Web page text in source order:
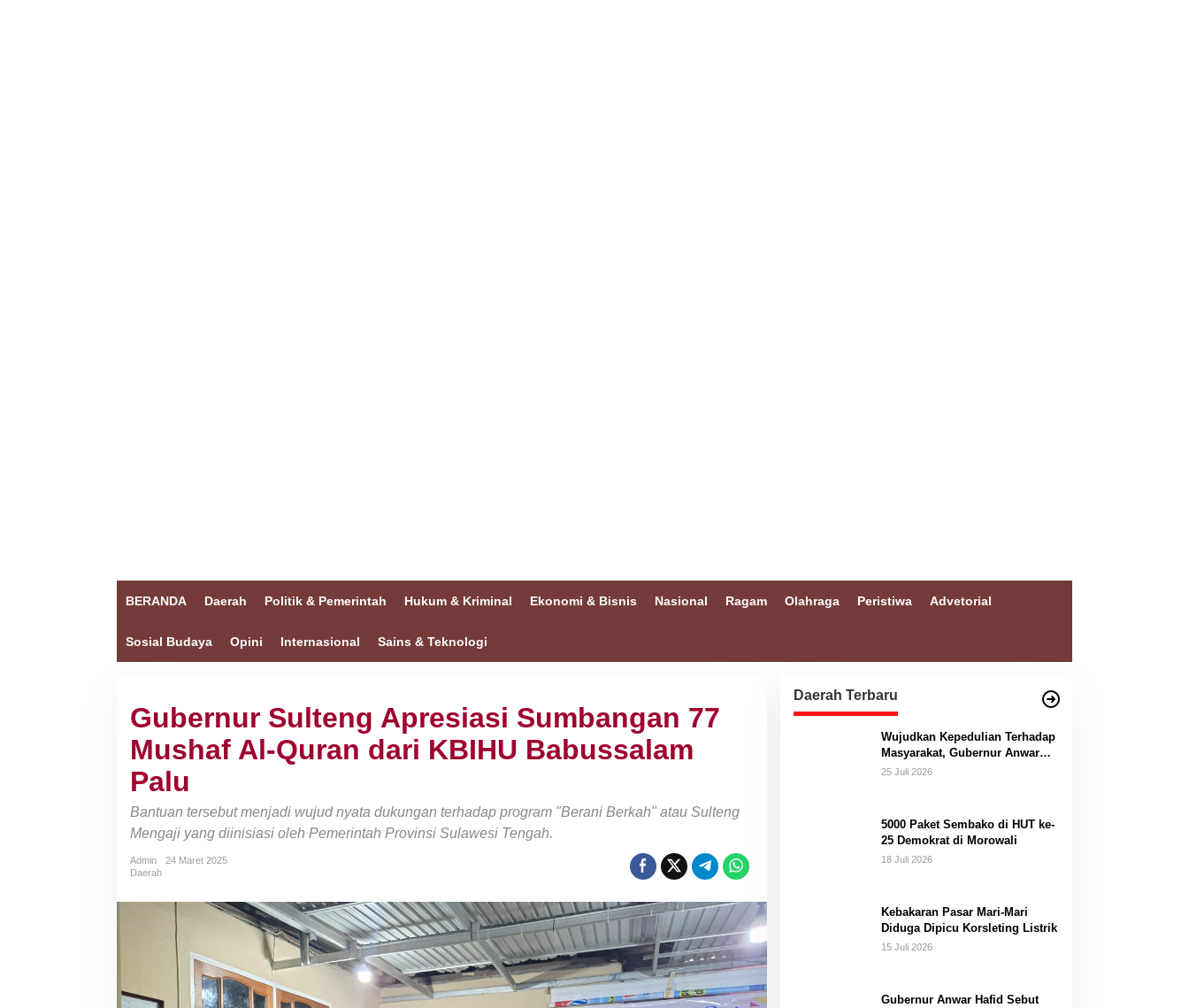
BERANDA Daerah Politik & Pemerintah Hukum & Kriminal Ekonomi & Bisnis Nasional Ragam Olahraga Peristiwa Advetorial
Sosial Budaya Opini Internasional Sains & Teknologi
Gubernur Sulteng Apresiasi Sumbangan 77
Mushaf Al-Quran dari KBIHU Babussalam
Palu
Bantuan tersebut menjadi wujud nyata dukungan terhadap program "Berani Berkah" atau Sulteng
Mengaji yang diinisiasi oleh Pemerintah Provinsi Sulawesi Tengah.
Admin
24 Maret 2025
Daerah
Daerah Terbaru
Wujudkan Kepedulian Terhadap
Masyarakat, Gubernur Anwar
Hafid Bangun Jembatan
25 Juli 2026
5000 Paket Sembako di HUT ke-
25 Demokrat di Morowali
18 Juli 2026
Kebakaran Pasar Mari-Mari
Diduga Dipicu Korsleting Listrik
15 Juli 2026
Gubernur Anwar Hafid Sebut